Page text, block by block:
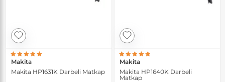
Makita
Makita HP1631K Darbeli Matkap
Makita
Makita HP1640K Darbeli
Matkap